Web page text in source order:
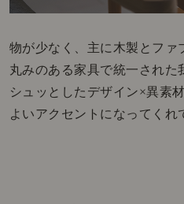
物が少なく、主に木製とファ
丸みのある家具で統一された
シュッとしたデザイン×異素
よいアクセントになってくれ